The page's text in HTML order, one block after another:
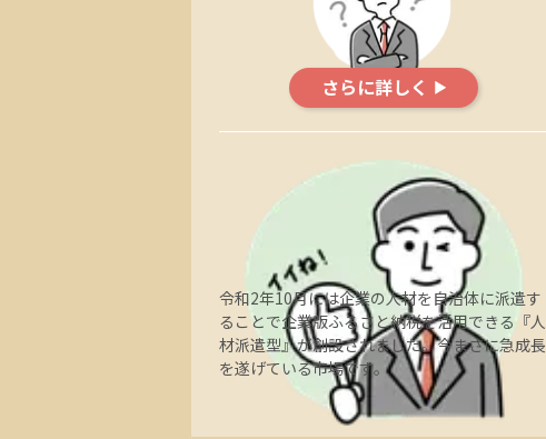
さらに詳しく
令和2年10月には企業の人材を自治体に派遣す
ることで企業版ふるさと納税を活用できる『人
材派遣型』が創設されました。今まさに急成長
を遂げている市場です。